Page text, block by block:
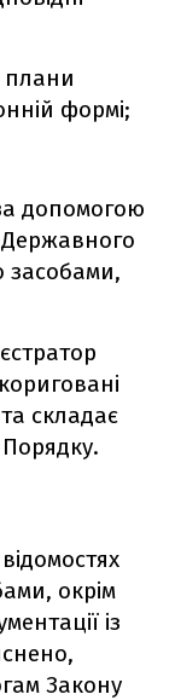
плани
формі;
допомогою
засобами,
складає
окрім
із
Закону